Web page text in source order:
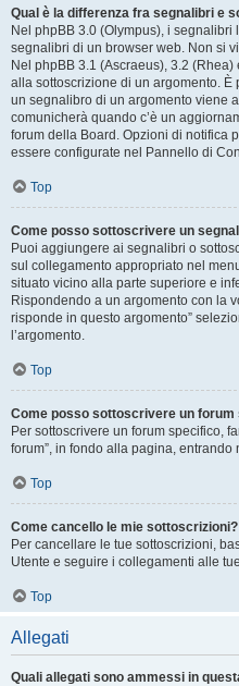
Qual è la differenza fra segnalibri e
Nel phpBB 3.0 (Olympus), i
segnalibri di un browser web. Non si
Nel phpBB 3.1 (Ascraeus), 3.2
alla sottoscrizione di un argomento.
un segnalibro di un argomento viene
comunicherà quando c’è un
forum della Board. Opzioni di notifica
essere configurate nel Pannello di
Top
Come posso sottoscrivere un
Puoi aggiungere ai segnalibri o
sul collegamento appropriato nel
situato vicino alla parte superiore e
Rispondendo a un argomento con la
risponde in questo argomento”
l’argomento.
Top
Come posso sottoscrivere un forum
Per sottoscrivere un forum specifico,
forum”, in fondo alla pagina, entrando
Top
Come cancello le mie sottoscrizioni?
Per cancellare le tue sottoscrizioni,
Utente e seguire i collegamenti alle
Top
Allegati
Quali allegati sono ammessi in